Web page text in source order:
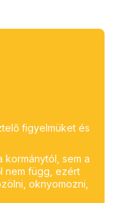
figyelmüket és
kormánytól, sem a
nem függ, ezért
oknyomozni,